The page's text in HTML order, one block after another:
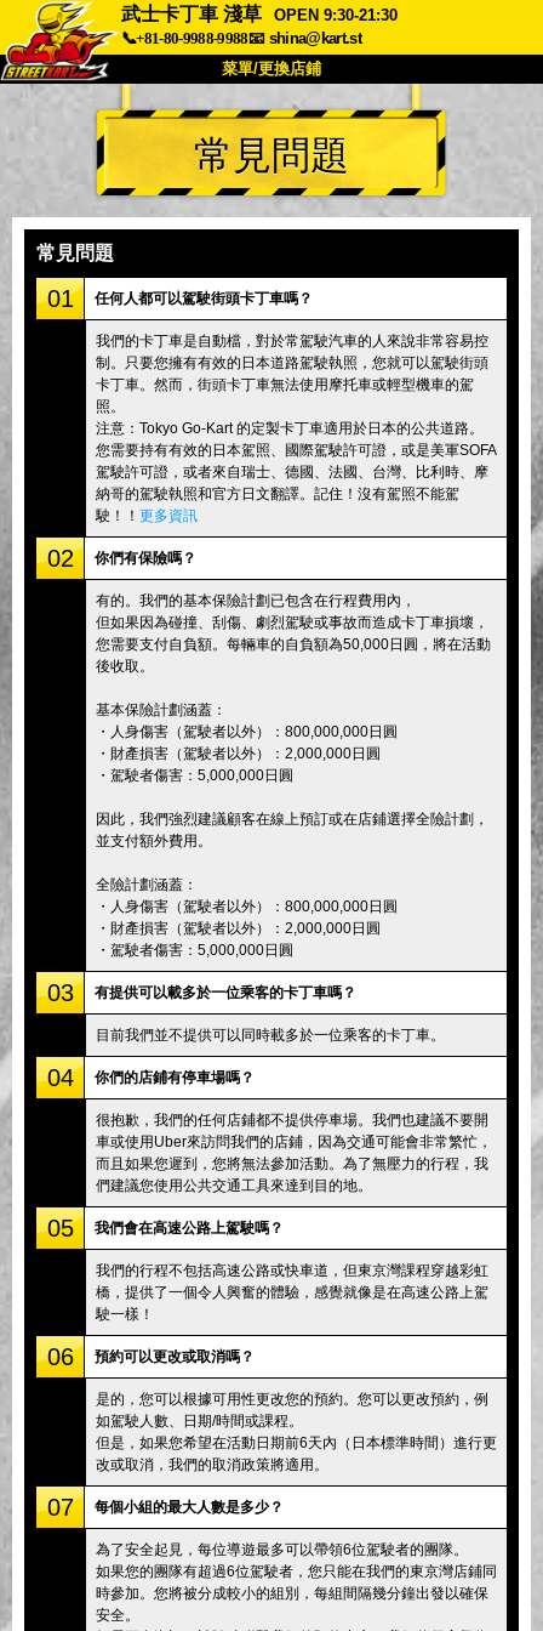
武士卡丁車 淺草
OPEN 9:30-21:30
📞+81-80-9988-9988📧 shina@kart.st
菜單/更換店鋪
首頁
關於我們 規格 價格
顧客評價
公司
更換店鋪
東京 品川 #1 東京 秋葉原 #1
東京 秋葉原 #2 東京 澀谷
東京 澀谷分店
東京 淺草 大阪
沖繩
常見問題
常見問題
01 任何人都可以駕駛街頭卡丁車嗎？
我們的卡丁車是自動檔，對於常駕駛汽車的人來說非常容易控
制。只要您擁有有效的日本道路駕駛執照，您就可以駕駛街頭
卡丁車。然而，街頭卡丁車無法使用摩托車或輕型機車的駕
照。
注意：Tokyo Go-Kart 的定製卡丁車適用於日本的公共道路。
您需要持有有效的日本駕照、國際駕駛許可證，或是美軍SOFA
駕駛許可證，或者來自瑞士、德國、法國、台灣、比利時、摩
納哥的駕駛執照和官方日文翻譯。記住！沒有駕照不能駕
駛！！ 更多資訊
02 你們有保險嗎？
有的。我們的基本保險計劃已包含在行程費用內，
但如果因為碰撞、刮傷、劇烈駕駛或事故而造成卡丁車損壞，
您需要支付自負額。每輛車的自負額為50,000日圓，將在活動
後收取。
基本保險計劃涵蓋：
・人身傷害（駕駛者以外）：800,000,000日圓
・財產損害（駕駛者以外）：2,000,000日圓
・駕駛者傷害：5,000,000日圓
因此，我們強烈建議顧客在線上預訂或在店鋪選擇全險計劃，
並支付額外費用。
全險計劃涵蓋：
・人身傷害（駕駛者以外）：800,000,000日圓
・財產損害（駕駛者以外）：2,000,000日圓
・駕駛者傷害：5,000,000日圓
03 有提供可以載多於一位乘客的卡丁車嗎？
目前我們並不提供可以同時載多於一位乘客的卡丁車。
04 你們的店鋪有停車場嗎？
很抱歉，我們的任何店鋪都不提供停車場。我們也建議不要開
車或使用Uber來訪問我們的店鋪，因為交通可能會非常繁忙，
而且如果您遲到，您將無法參加活動。為了無壓力的行程，我
們建議您使用公共交通工具來達到目的地。
05 我們會在高速公路上駕駛嗎？
我們的行程不包括高速公路或快車道，但東京灣課程穿越彩虹
橋，提供了一個令人興奮的體驗，感覺就像是在高速公路上駕
駛一樣！
06 預約可以更改或取消嗎？
是的，您可以根據可用性更改您的預約。您可以更改預約，例
如駕駛人數、日期/時間或課程。
但是，如果您希望在活動日期前6天內（日本標準時間）進行更
改或取消，我們的取消政策將適用。
07 每個小組的最大人數是多少？
為了安全起見，每位導遊最多可以帶領6位駕駛者的團隊。
如果您的團隊有超過6位駕駛者，您只能在我們的東京灣店鋪同
時參加。您將被分成較小的組別，每組間隔幾分鐘出發以確保
安全。